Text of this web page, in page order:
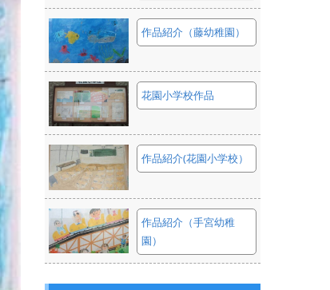
作品紹介（藤幼稚園）
花園小学校作品
作品紹介(花園小学校）
作品紹介（手宮幼稚
園）